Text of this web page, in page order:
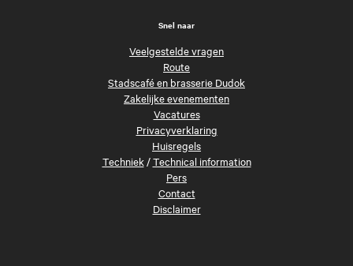
Snel naar
Veelgestelde vragen
Route
Stadscafé en brasserie Dudok
Zakelijke evenementen
Vacatures
Privacyverklaring
Huisregels
Techniek/Technical information
Pers
Contact
Disclaimer